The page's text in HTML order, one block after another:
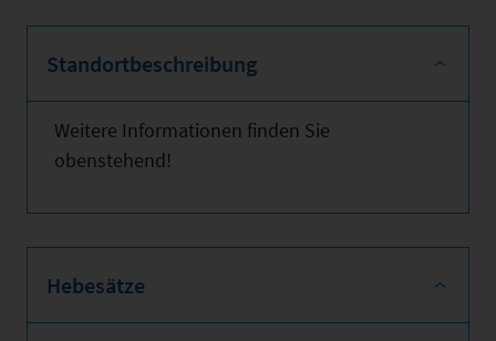
Standortbeschreibung
Weitere Informationen finden Sie
obenstehend!
Hebesätze